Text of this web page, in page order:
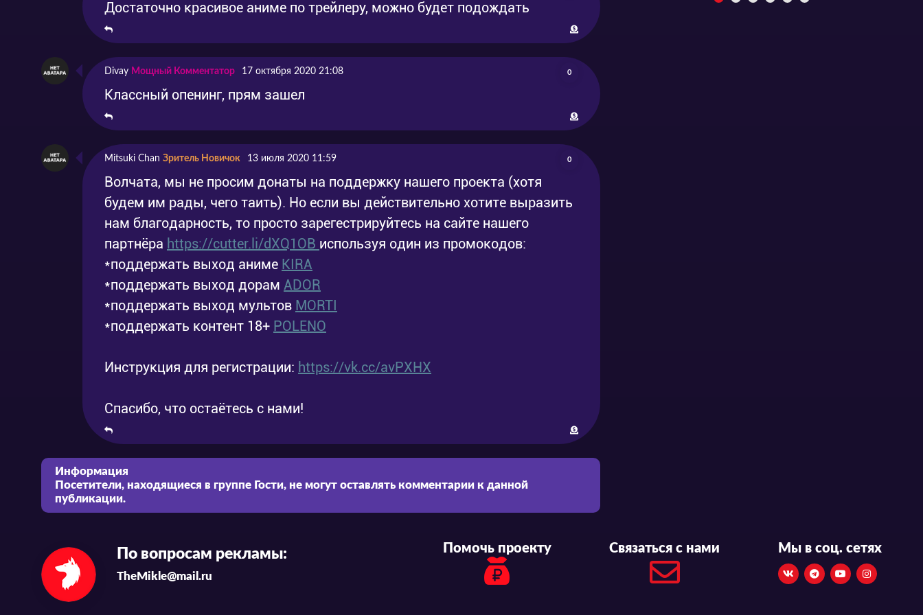
Достаточно красивое аниме по трейлеру, можно будет подождать
Divay Мощный Комментатор 17 октября 2020 21:08 0
Классный опенинг, прям зашел
Mitsuki Chan Зритель Новичок 13 июля 2020 11:59 0
Волчата, мы не просим донаты на поддержку нашего проекта (хотя
будем им рады, чего таить). Но если вы действительно хотите выразить
нам благодарность, то просто зарегестрируйтесь на сайте нашего
партнёра https://cutter.li/dXQ1OB используя один из промокодов:
*поддержать выход аниме KIRA
*поддержать выход дорам ADOR
*поддержать выход мультов MORTI
*поддержать контент 18+ POLENO
Инструкция для регистрации: https://vk.cc/avPXHX
Спасибо, что остаётесь с нами!
Информация
Посетители, находящиеся в группе Гости, не могут оставлять комментарии к данной
публикации.
По вопросам рекламы:
TheMikle@mail.ru
Помочь проекту Связаться с нами Мы в соц. сетях